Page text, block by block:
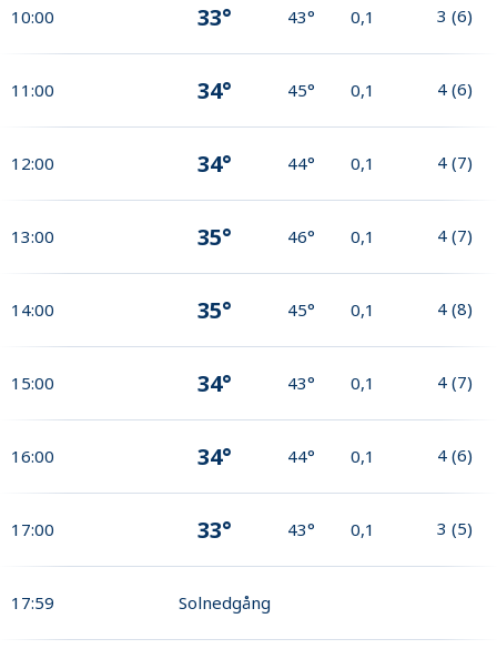
10:00 33° 43° 0,1 3 (6)
11:00 34° 45° 0,1 4 (6)
12:00 34° 44° 0,1 4 (7)
13:00 35° 46° 0,1 4 (7)
14:00 35° 45° 0,1 4 (8)
15:00 34° 43° 0,1 4 (7)
16:00 34° 44° 0,1 4 (6)
17:00 33° 43° 0,1 3 (5)
17:59 Solnedgång